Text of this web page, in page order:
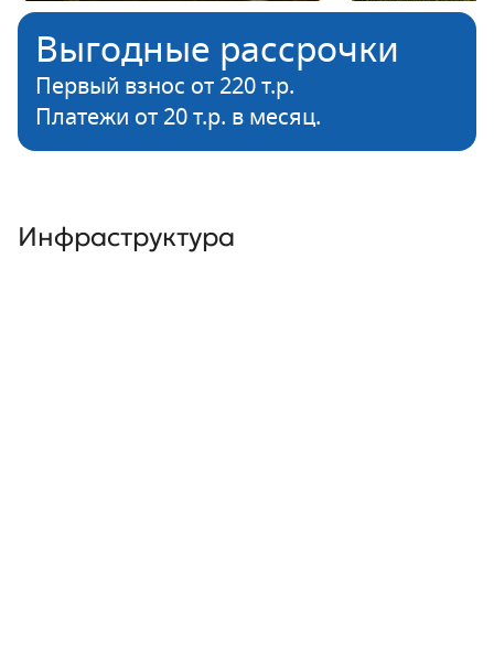
Выгодные рассрочки
Первый взнос от 220 т.р.
Платежи от 20 т.р. в месяц.
Инфраструктура